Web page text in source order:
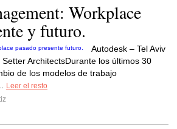
Workplace
y futuro.
Autodesk – Tel Aviv
ArchitectsDurante los últimos 30
de los modelos de trabajo
Leer el resto